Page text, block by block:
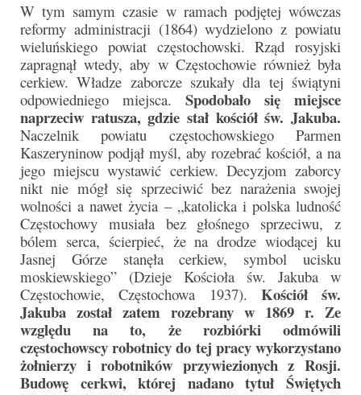
Pożegnanie Ks. Mateusza 29.06.2025
Zakończenie Oktawy Bożego Ciała
26.06.2025
Galerie 2024
Niedziela Palmowa 24.03.2024
Wigilia Paschalna 30.03.2024
Odpust 2024
Galerie 2023
Bierzmowanie 27.11.2023
Odpust 2023
Zakończenie oktawy 2023
Niedziela Palmowa 2023
W tym samym czasie w ramach podjętej wówczas
reformy administracji (1864) wydzielono z powiatu
wieluńskiego powiat częstochowski. Rząd rosyjski
zapragnął wtedy, aby w Częstochowie również była
cerkiew. Władze zaborcze szukały dla tej świątyni
odpowiedniego miejsca. Spodobało się miejsce
naprzeciw ratusza, gdzie stał kościół św. Jakuba.
Naczelnik powiatu częstochowskiego Parmen
Kaszeryninow podjął myśl, aby rozebrać kościół, a na
jego miejscu wystawić cerkiew. Decyzjom zaborcy
nikt nie mógł się sprzeciwić bez narażenia swojej
wolności a nawet życia – „katolicka i polska ludność
Częstochowy musiała bez głośnego sprzeciwu, z
bólem serca, ścierpieć, że na drodze wiodącej ku
Jasnej Górze stanęła cerkiew, symbol ucisku
moskiewskiego” (Dzieje Kościoła św. Jakuba w
Częstochowie, Częstochowa 1937). Kościół św.
Jakuba został zatem rozebrany w 1869 r. Ze
względu na to, że rozbiórki odmówili
częstochowscy robotnicy do tej pracy wykorzystano
żołnierzy i robotników przywiezionych z Rosji.
Budowę cerkwi, której nadano tytuł Świętych